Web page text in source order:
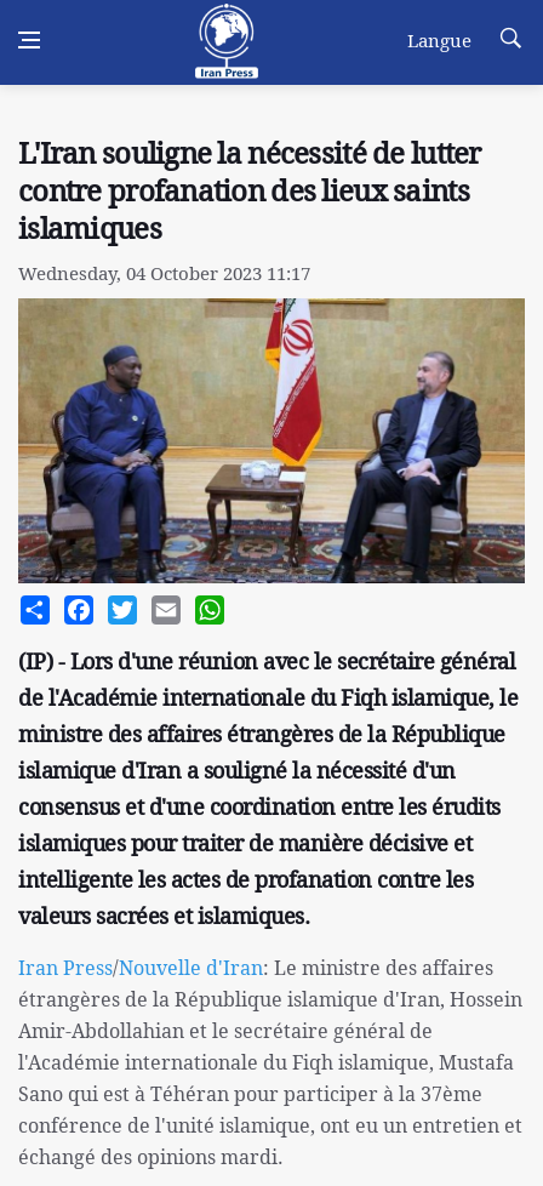
Langue
L'Iran souligne la nécessité de lutter
contre profanation des lieux saints
islamiques
Wednesday, 04 October 2023 11:17
Share FacebookTwitterEmail
(IP) - Lors d'une réunion avec le secrétaire général
de l'Académie internationale du Fiqh islamique, le
ministre des affaires étrangères de la République
islamique d'Iran a souligné la nécessité d'un
consensus et d'une coordination entre les érudits
islamiques pour traiter de manière décisive et
intelligente les actes de profanation contre les
valeurs sacrées et islamiques.
Iran Press/Nouvelle d'Iran: Le ministre des affaires
étrangères de la République islamique d'Iran, Hossein
Amir-Abdollahian et le secrétaire général de
l'Académie internationale du Fiqh islamique, Mustafa
Sano qui est à Téhéran pour participer à la 37ème
conférence de l'unité islamique, ont eu un entretien et
échangé des opinions mardi.